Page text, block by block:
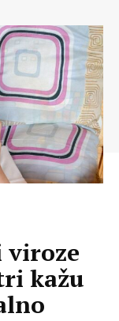
viroze
kažu